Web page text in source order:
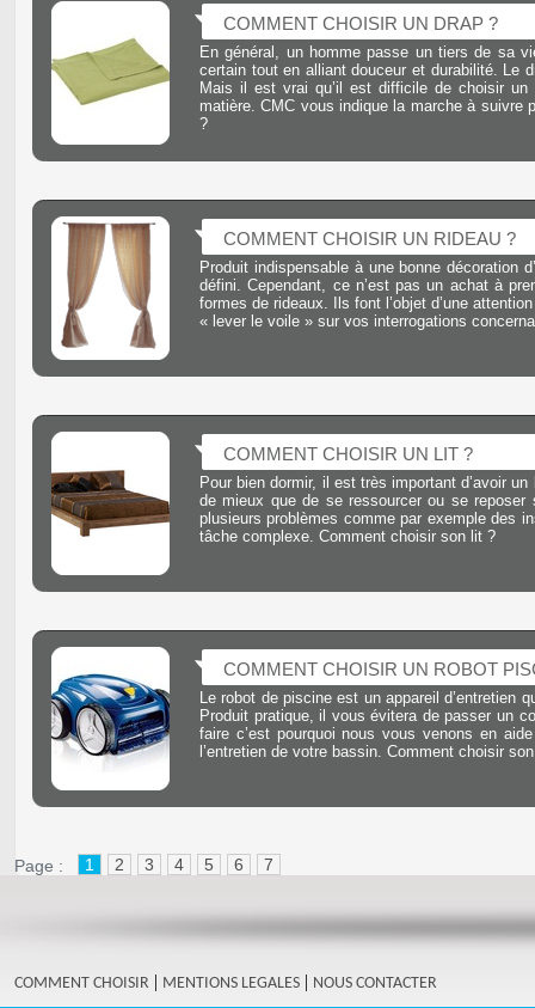
COMMENT CHOISIR UN DRAP ?
En général, un homme passe un tiers de sa
certain tout en alliant douceur et durabilité. Le
Mais il est vrai qu’il est difficile de choisir
matière. CMC vous indique la marche à
?
COMMENT CHOISIR UN RIDEAU ?
Produit indispensable à une bonne décoration
défini. Cependant, ce n’est pas un achat à
formes de rideaux. Ils font l’objet d’une
« lever le voile » sur vos interrogations
COMMENT CHOISIR UN LIT ?
Pour bien dormir, il est très important d’avoir
de mieux que de se ressourcer ou se
plusieurs problèmes comme par exemple des
tâche complexe. Comment choisir son lit ?
COMMENT CHOISIR UN ROBOT
Le robot de piscine est un appareil d’entretien
Produit pratique, il vous évitera de passer un
faire c’est pourquoi nous vous venons en
l’entretien de votre bassin. Comment choisir
Page : 1 2 3 4 5 6 7
COMMENT CHOISIR | MENTIONS LEGALES | NOUS CONTACTER